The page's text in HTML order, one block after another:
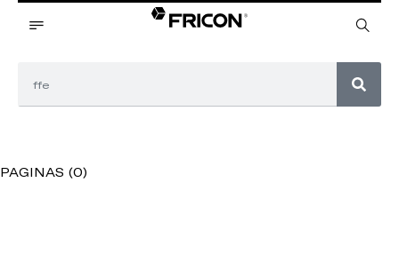
PAGINAS (0)